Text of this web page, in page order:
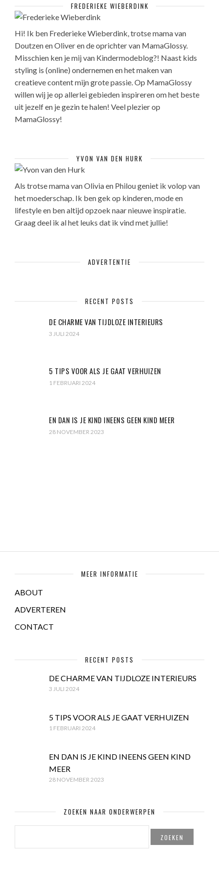
FREDERIEKE WIEBERDINK
Hi! Ik ben Frederieke Wieberdink, trotse mama van
Doutzen en Oliver en de oprichter van MamaGlossy.
Misschien ken je mij van Kindermodeblog?! Naast kids
styling is (online) ondernemen en het maken van
creatieve content mijn grote passie. Op MamaGlossy
willen wij je op allerlei gebieden inspireren om het beste
uit jezelf en je gezin te halen! Veel plezier op
MamaGlossy!
YVON VAN DEN HURK
Als trotse mama van Olivia en Philou geniet ik volop van
het moederschap. Ik ben gek op kinderen, mode en
lifestyle en ben altijd opzoek naar nieuwe inspiratie.
Graag deel ik al het leuks dat ik vind met jullie!
ADVERTENTIE
RECENT POSTS
DE CHARME VAN TIJDLOZE INTERIEURS
3 JULI 2024
5 TIPS VOOR ALS JE GAAT VERHUIZEN
1 FEBRUARI 2024
EN DAN IS JE KIND INEENS GEEN KIND MEER
28 NOVEMBER 2023
MEER INFORMATIE
ABOUT
ADVERTEREN
CONTACT
RECENT POSTS
DE CHARME VAN TIJDLOZE INTERIEURS
3 JULI 2024
5 TIPS VOOR ALS JE GAAT VERHUIZEN
1 FEBRUARI 2024
EN DAN IS JE KIND INEENS GEEN KIND
MEER
28 NOVEMBER 2023
ZOEKEN NAAR ONDERWERPEN
ZOEKEN